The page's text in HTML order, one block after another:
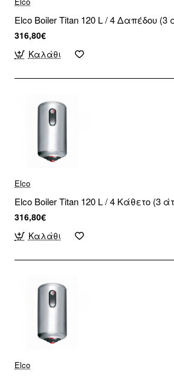
Elco Boiler Titan 120 L / 4 Δαπέδου (3
316,80€
Καλάθι
Elco
Elco Boiler Titan 120 L / 4 Κάθετο (3
316,80€
Καλάθι
Elco